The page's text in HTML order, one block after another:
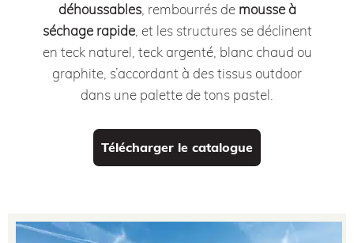
déhoussables, rembourrés de mousse à
séchage rapide, et les structures se déclinent
en teck naturel, teck argenté, blanc chaud ou
graphite, s’accordant à des tissus outdoor
dans une palette de tons pastel.
Télécharger le catalogue